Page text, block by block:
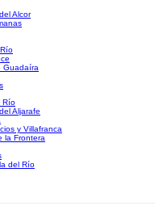
Alcor
Guadaíra
Río
Aljarafe
y Villafranca
la Frontera
del Río